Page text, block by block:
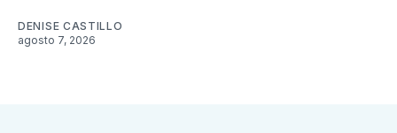
DENISE CASTILLO
agosto 7, 2026